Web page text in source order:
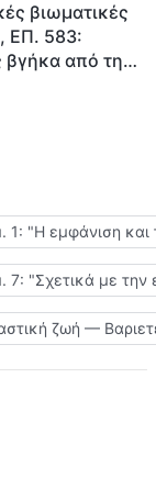
βιωματικές
ΕΠ. 583:
βγήκα από τη
1: "Η εμφάνιση
"Σχετικά με την
ζωή —